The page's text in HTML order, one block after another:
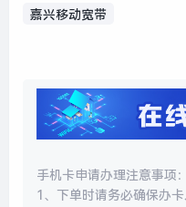
嘉兴移动宽带
手机卡申请办理注意事项：
1、下单时请务必确保办